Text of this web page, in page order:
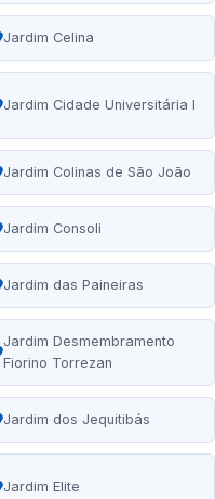
Jardim Celina
Jardim Cidade Universitária I
Jardim Colinas de São João
Jardim Consoli
Jardim das Paineiras
Jardim Desmembramento
Fiorino Torrezan
Jardim dos Jequitibás
Jardim Elite